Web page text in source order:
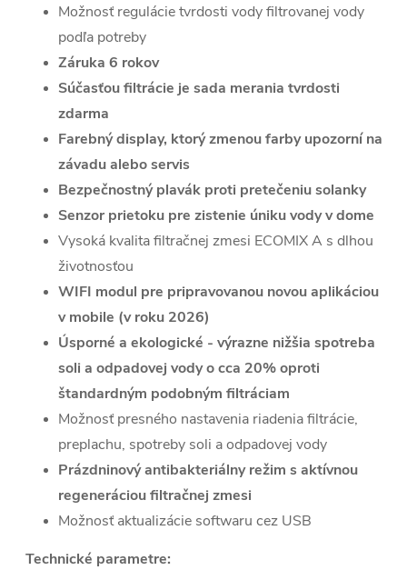
Možnosť regulácie tvrdosti vody filtrovanej vody
podľa potreby
Záruka 6 rokov
Súčasťou filtrácie je sada merania tvrdosti
zdarma
Farebný display, ktorý zmenou farby upozorní na
závadu alebo servis
Bezpečnostný plavák proti pretečeniu solanky
Senzor prietoku pre zistenie úniku vody v dome
Vysoká kvalita filtračnej zmesi ECOMIX A s dlhou
životnosťou
WIFI modul pre pripravovanou novou aplikáciou
v mobile (v roku 2026)
Úsporné a ekologické - výrazne nižšia spotreba
soli a odpadovej vody o cca 20% oproti
štandardným podobným filtráciam
Možnosť presného nastavenia riadenia filtrácie,
preplachu, spotreby soli a odpadovej vody
Prázdninový antibakteriálny režim s aktívnou
regeneráciou filtračnej zmesi
Možnosť aktualizácie softwaru cez USB
Technické parametre: